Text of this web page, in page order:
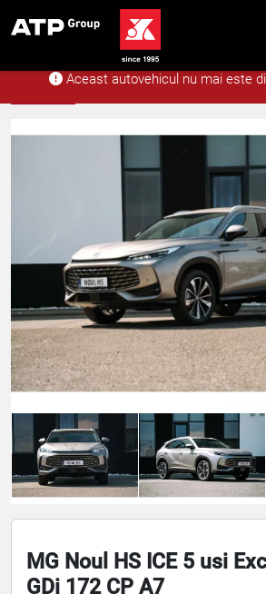
Aceast autovehicul nu mai este
Acasă Stoc
MG Noul HS ICE 5 usi
GDi 172 CP A7